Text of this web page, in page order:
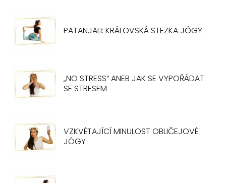
PATANJALI: KRÁLOVSKÁ STEZKA JÓGY
„NO STRESS“ ANEB JAK SE VYPOŘÁDAT
SE STRESEM
VZKVÉTAJÍCÍ MINULOST OBLIČEJOVÉ
JÓGY